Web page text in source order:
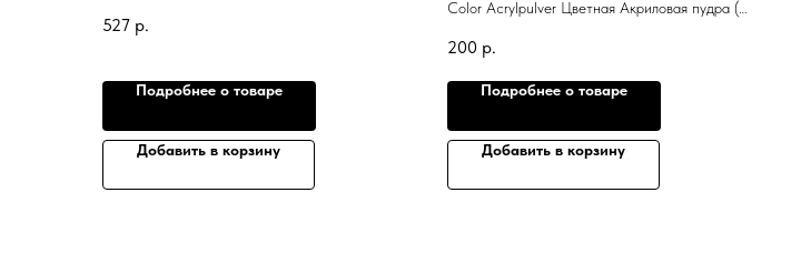
527 р.
Подробнее о товаре
Добавить в корзину
Color Acrylpulver Цветная Акриловая пудра (
200 р.
Подробнее о товаре
Добавить в корзину